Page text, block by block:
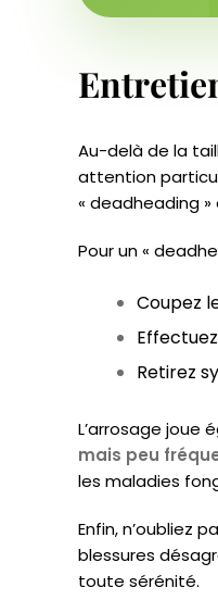
Au-delà de la
attention
« deadheading
Pour un «
Coupez
Retirez
L’arrosage joue
mais peu
les maladies
Enfin, n’oubliez
blessures
toute sérénité.